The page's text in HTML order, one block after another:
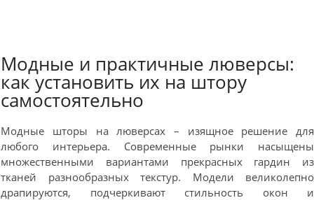
Модные и практичные люверсы:
как установить их на штору
самостоятельно
Модные шторы на люверсах – изящное решение для
любого интерьера. Современные рынки насыщены
множественными вариантами прекрасных гардин из
тканей разнообразных текстур. Модели великолепно
драпируются, подчеркивают стильность окон и